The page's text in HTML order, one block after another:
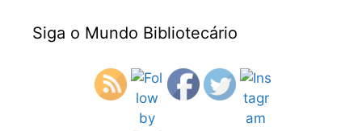
Siga o Mundo Bibliotecário